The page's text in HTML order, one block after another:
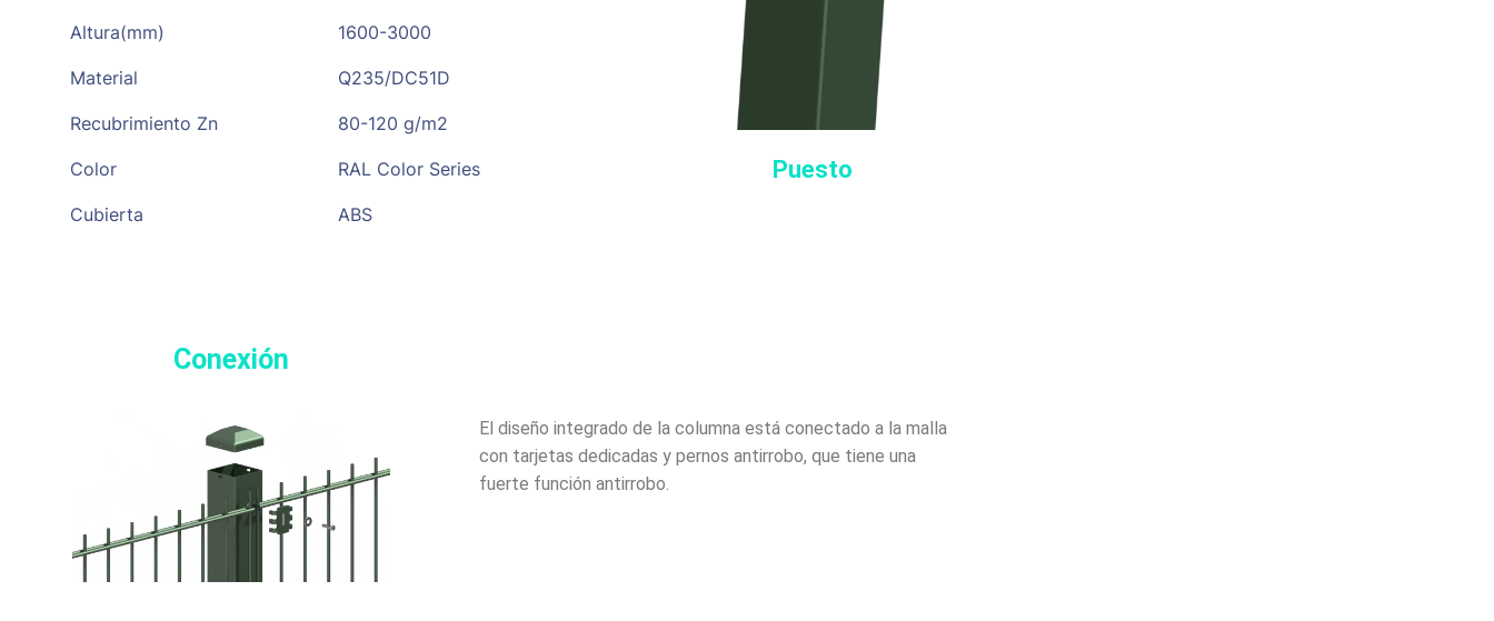
Altura(mm) 1600-3000
Material Q235/DC51D
Recubrimiento Zn 80-120 g/m2
Color RAL Color Series
Cubierta ABS
Puesto
Conexión
El diseño integrado de la columna está conectado a la malla
con tarjetas dedicadas y pernos antirrobo, que tiene una
fuerte función antirrobo.